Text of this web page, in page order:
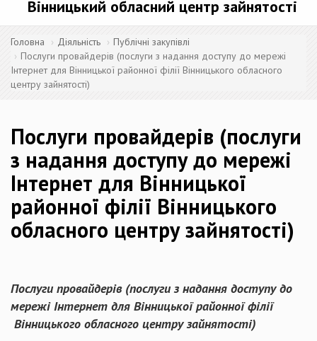
Вінницький обласний центр зайнятості
Головна Діяльність
Публічні закупівлі
Послуги провайдерів (послуги з надання доступу до мережі
Інтернет для Вінницької районної філії Вінницького обласного
центру зайнятості)
Послуги провайдерів (послуги
з надання доступу до мережі
Інтернет для Вінницької
районної філії Вінницького
обласного центру зайнятості)
Послуги провайдерів (послуги з надання доступу до
мережі Інтернет для Вінницької районної філії
Вінницького обласного центру зайнятості)